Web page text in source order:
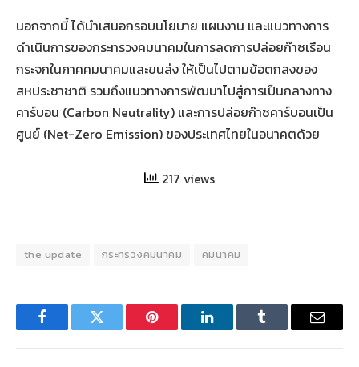
นอกจากนี้ ได้นำเสนอกรอบนโยบาย แผนงาน และแนวทางการ
ดำเนินการของกระทรวงคมนาคมในการลดการปล่อยก๊าซเรือน
กระจกในภาคคมนาคมและขนส่ง ให้เป็นไปตามข้อตกลงของ
สหประชาชาติ รวมถึงแนวทางการพัฒนาไปสู่การเป็นกลางทาง
คาร์บอน (Carbon Neutrality) และการปล่อยก๊าซคาร์บอนเป็น
ศูนย์ (Net-Zero Emission) ของประเทศไทยในอนาคตด้วย
217 views
the update กระทรวงคมนาคม คมนาคม
FacebookTwitter Pinterest LinkedInTumblr Email